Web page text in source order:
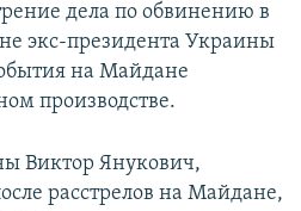
дела по обвинению в
экс-президента Украины
на Майдане
производстве.
Виктор Янукович,
расстрелов на Майдане,